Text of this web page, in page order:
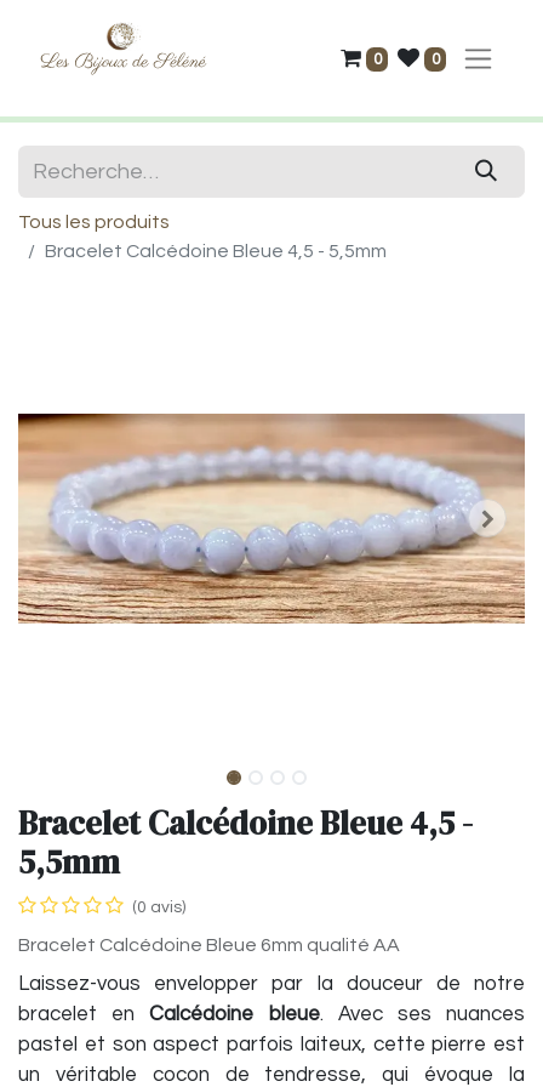
0 0
Tous les produits
Bracelet Calcédoine Bleue 4,5 - 5,5mm
Bracelet Calcédoine Bleue 4,5 -
5,5mm
(0 avis)
Bracelet Calcédoine Bleue 6mm qualité AA
Laissez-vous envelopper par la douceur de notre
bracelet enCalcédoine bleue. Avec ses nuances
pastel et son aspect parfois laiteux, cette pierre est
un véritable cocon de tendresse, qui évoque la